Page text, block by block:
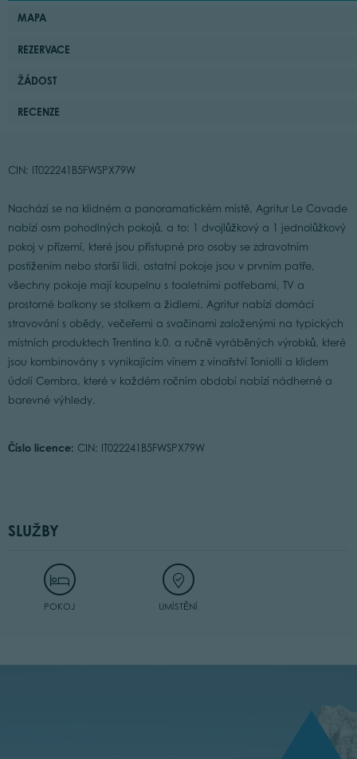
MAPA
REZERVACE
ŽÁDOST
RECENZE
CIN: IT022241B5FWSPX79W
Nachází se na klidném a panoramatickém místě, Agritur Le Cavade
nabízí osm pohodlných pokojů, a to: 1 dvojlůžkový a 1 jednolůžkový
pokoj v přízemí, které jsou přístupné pro osoby se zdravotním
postižením nebo starší lidi, ostatní pokoje jsou v prvním patře,
všechny pokoje mají koupelnu s toaletními potřebami, TV a
prostorné balkony se stolkem a židlemi. Agritur nabízí domácí
stravování s obědy, večeřemi a svačinami založenými na typických
místních produktech Trentina k.0. a ručně vyráběných výrobků, které
jsou kombinovány s vynikajícím vínem z vinařství Toniolli a klidem
údolí Cembra, které v každém ročním období nabízí nádherné a
barevné výhledy.
Číslo licence: CIN: IT022241B5FWSPX79W
SLUŽBY
POKOJ UMÍSTĚNÍ